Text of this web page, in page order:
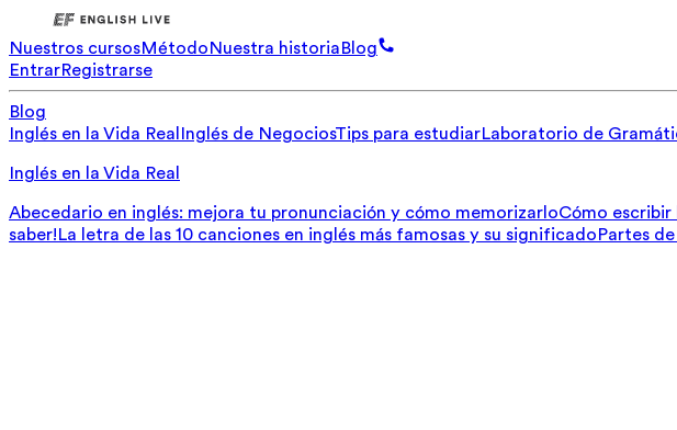
Nuestros cursosMétodoNuestra historiaBlog
EntrarRegistrarse
Blog
Inglés en la Vida Real Inglés de NegociosTips para estudiarLaboratorio de
Inglés en la Vida Real
Abecedario en inglés: mejora tu pronunciación y cómo memorizarloCómo
saber!La letra de las 10 canciones en inglés más famosas y su significadoPartes